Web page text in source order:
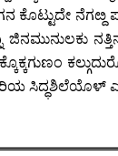
ಕೊಟ್ಟುದೇ